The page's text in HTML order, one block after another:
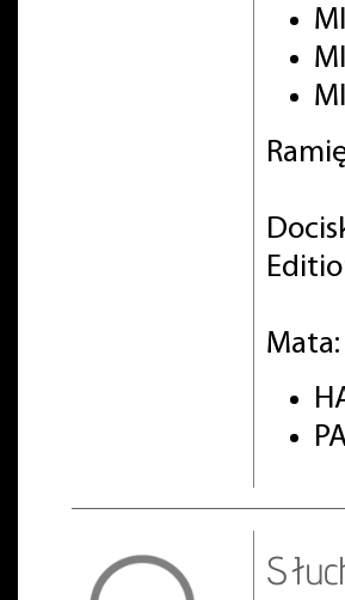
Mata: